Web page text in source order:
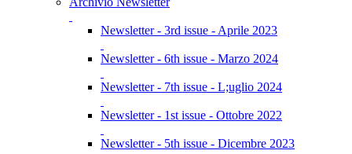
Newsletter - 3rd issue - Aprile 2023
Newsletter - 6th issue - Marzo 2024
Newsletter - 7th issue - L;uglio 2024
Newsletter - 1st issue - Ottobre 2022
Newsletter - 5th issue - Dicembre 2023